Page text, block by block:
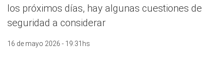
los próximos días, hay algunas cuestiones de
seguridad a considerar
16 de mayo 2026 - 19:31hs